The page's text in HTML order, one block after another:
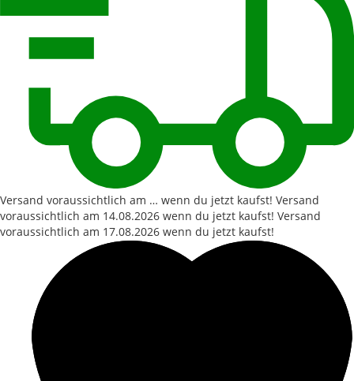
Versand voraussichtlich am … wenn du jetzt kaufst! Versand
voraussichtlich am 14.08.2026 wenn du jetzt kaufst! Versand
voraussichtlich am 17.08.2026 wenn du jetzt kaufst!